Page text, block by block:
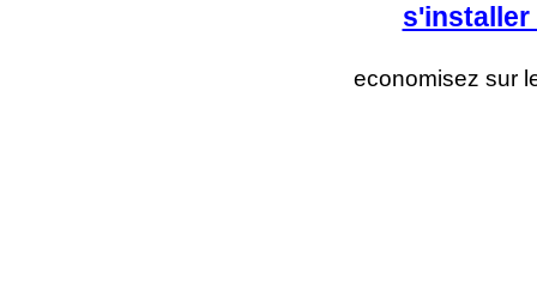
s'installer
economisez sur